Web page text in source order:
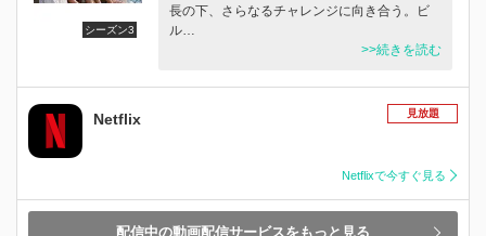
シーズン3
長の下、さらなるチャレンジに向き合う。ビ
ル…
>>続きを読む
Netflix 見放題
Netflixで今すぐ見る
配信中の動画配信サービスをもっと見る